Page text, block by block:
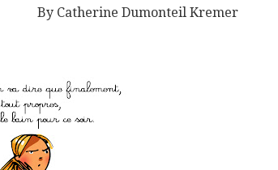
By Catherine Dumonteil Kremer